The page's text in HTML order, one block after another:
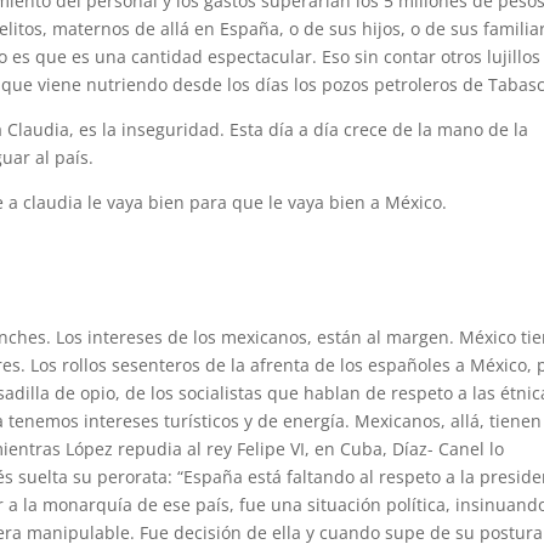
maternos de allá en España, o de sus hijos, o de sus
que es una cantidad espectacular. Eso sin contar otros lujillos
viene nutriendo desde los días los pozos petroleros de
es la inseguridad. Esta día a día crece de la mano de la
al país.
claudia le vaya bien para que le vaya bien a México.
Los intereses de los mexicanos, están al margen. México
Los rollos sesenteros de la afrenta de los españoles a México,
de opio, de los socialistas que hablan de respeto a las
tenemos intereses turísticos y de energía. Mexicanos, allá, tienen
López repudia al rey Felipe VI, en Cuba, Díaz- Canel lo
suelta su perorata: “España está faltando al respeto a la
la monarquía de ese país, fue una situación política,
manipulable. Fue decisión de ella y cuando supe de su